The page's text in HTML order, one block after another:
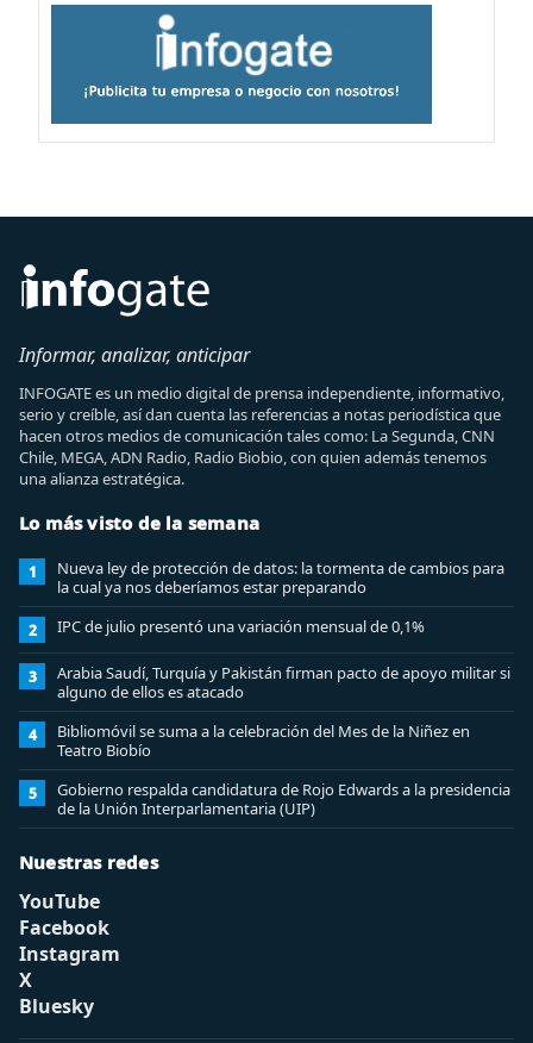
Informar, analizar, anticipar
INFOGATE es un medio digital de prensa independiente, informativo,
serio y creíble, así dan cuenta las referencias a notas periodística que
hacen otros medios de comunicación tales como: La Segunda, CNN
Chile, MEGA, ADN Radio, Radio Biobio, con quien además tenemos
una alianza estratégica.
Lo más visto de la semana
1
Nueva ley de protección de datos: la tormenta de cambios para
la cual ya nos deberíamos estar preparando
2 IPC de julio presentó una variación mensual de 0,1%
3
Arabia Saudí, Turquía y Pakistán firman pacto de apoyo militar si
alguno de ellos es atacado
4
Bibliomóvil se suma a la celebración del Mes de la Niñez en
Teatro Biobío
5
Gobierno respalda candidatura de Rojo Edwards a la presidencia
de la Unión Interparlamentaria (UIP)
Nuestras redes
YouTube
Facebook
Instagram
X
Bluesky